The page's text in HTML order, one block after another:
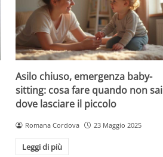
Asilo chiuso, emergenza baby-
sitting: cosa fare quando non sai
dove lasciare il piccolo
Romana Cordova 23 Maggio 2025
Leggi di più